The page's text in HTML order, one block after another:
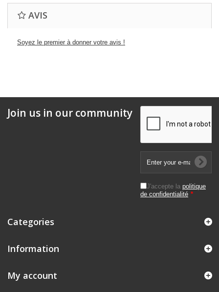
AVIS
Soyez le premier à donner votre avis !
Join us in our community
J'accepte la politique
de confidentialité *
Categories
Information
My account